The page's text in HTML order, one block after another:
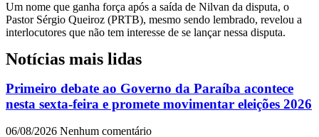
Um nome que ganha força após a saída de Nilvan da disputa, o
Pastor Sérgio Queiroz (PRTB), mesmo sendo lembrado, revelou a
interlocutores que não tem interesse de se lançar nessa disputa.
Notícias mais lidas
Primeiro debate ao Governo da Paraíba acontece
nesta sexta-feira e promete movimentar eleições 2026
06/08/2026 Nenhum comentário